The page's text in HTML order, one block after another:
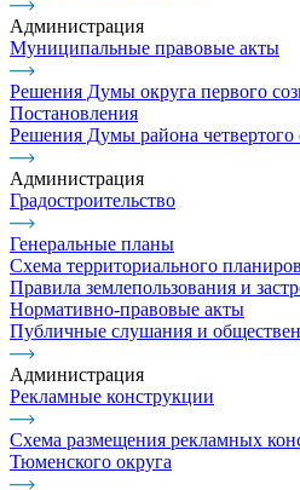
Администрация
Муниципальные правовые акты
Решения Думы округа первого
Постановления
Решения Думы района четвертого
Администрация
Градостроительство
Генеральные планы
Схема территориального
Правила землепользования и
Нормативно-правовые акты
Публичные слушания и
Администрация
Рекламные конструкции
Схема размещения рекламных
Тюменского округа